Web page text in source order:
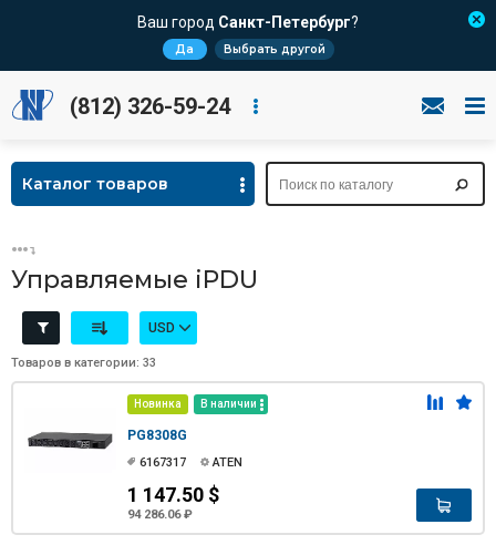
Ваш город Санкт-Петербург?
Да Выбрать другой
(812) 326-59-24
Каталог товаров
Управляемые iPDU
USD
Товаров в категории: 33
Новинка В наличии
PG8308G
6167317 ATEN
1 147.50 $
94 286.06 ₽